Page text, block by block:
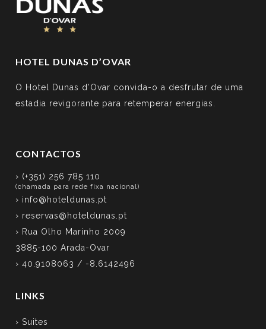
HOTEL DUNAS D’OVAR
O Hotel Dunas d’Ovar convida-o a desfrutar de uma
estadia revigorante para retemperar energias.
CONTACTOS
› (+351) 256 785 110
(chamada para rede fixa nacional)
› info@hoteldunas.pt
› reservas@hoteldunas.pt
› Rua Olho Marinho 2009
3885-100 Arada-Ovar
› 40.9108063 / -8.6142496
LINKS
› Suites